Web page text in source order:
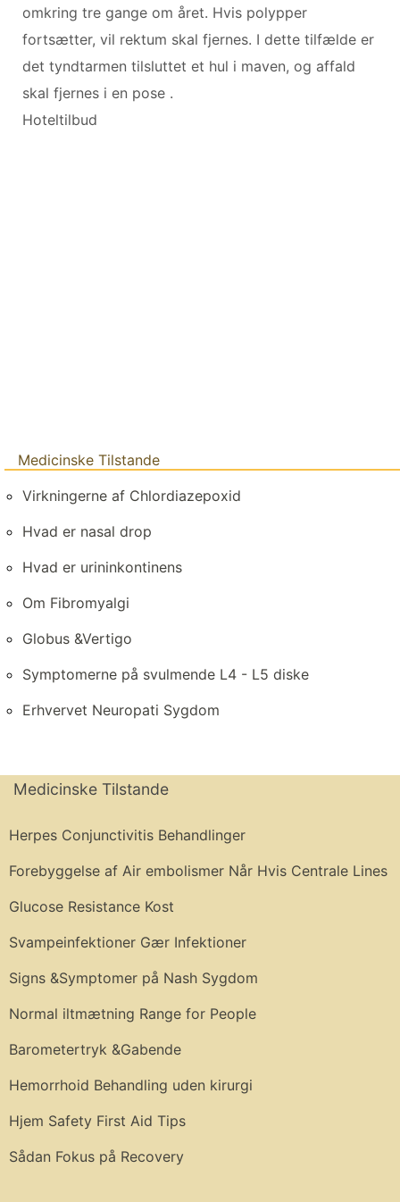
omkring tre gange om året. Hvis polypper
fortsætter, vil rektum skal fjernes. I dette tilfælde er
det tyndtarmen tilsluttet et hul i maven, og affald
skal fjernes i en pose .
Hoteltilbud
Medicinske Tilstande
Virkningerne af Chlordiazepoxid
Hvad er nasal drop
Hvad er urininkontinens
Om Fibromyalgi
Globus &Vertigo
Symptomerne på svulmende L4 - L5 diske
Erhvervet Neuropati Sygdom
Medicinske Tilstande
Herpes Conjunctivitis Behandlinger
Forebyggelse af Air embolismer Når Hvis Centrale Lines
Glucose Resistance Kost
Svampeinfektioner Gær Infektioner
Signs &Symptomer på Nash Sygdom
Normal iltmætning Range for People
Barometertryk &Gabende
Hemorrhoid Behandling uden kirurgi
Hjem Safety First Aid Tips
Sådan Fokus på Recovery